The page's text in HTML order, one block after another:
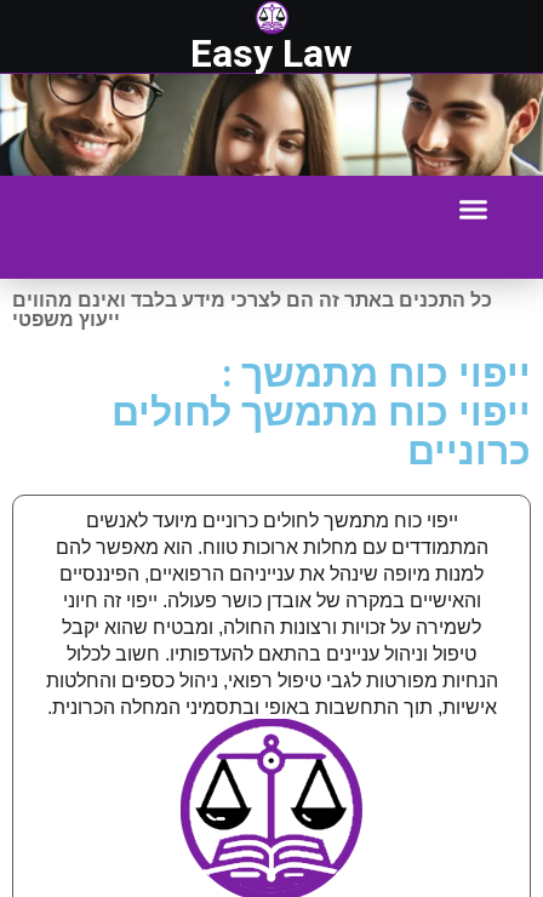
Easy Law
כל התכנים באתר זה הם לצרכי מידע בלבד ואינם מהווים
ייעוץ משפטי
ייפוי כוח מתמשך :
ייפוי כוח מתמשך לחולים
כרוניים
ייפוי כוח מתמשך לחולים כרוניים מיועד לאנשים
המתמודדים עם מחלות ארוכות טווח. הוא מאפשר להם
למנות מיופה שינהל את ענייניהם הרפואיים, הפיננסיים
והאישיים במקרה של אובדן כושר פעולה. ייפוי זה חיוני
לשמירה על זכויות ורצונות החולה, ומבטיח שהוא יקבל
טיפול וניהול עניינים בהתאם להעדפותיו. חשוב לכלול
הנחיות מפורטות לגבי טיפול רפואי, ניהול כספים והחלטות
אישיות, תוך התחשבות באופי ובתסמיני המחלה הכרונית.